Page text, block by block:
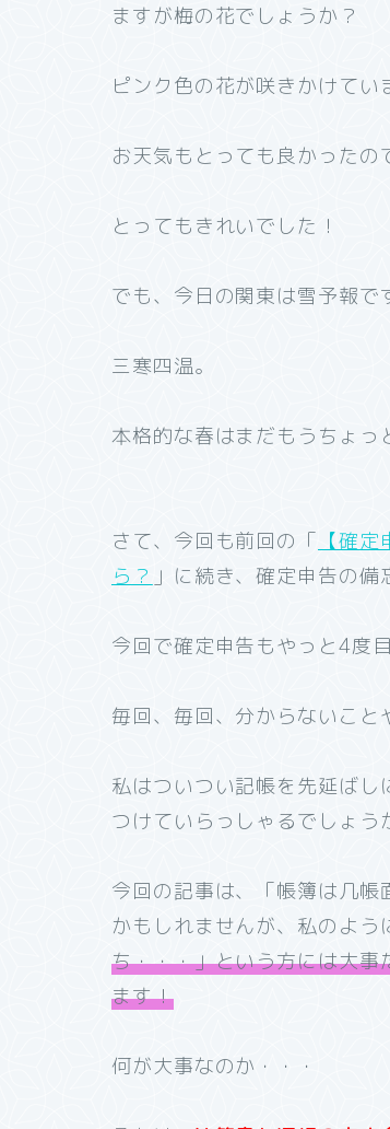
ますが梅の花でしょうか？
ピンク色の花が咲きかけてい
お天気もとっても良かったの
とってもきれいでした！
でも、今日の関東は雪予報で
三寒四温。
本格的な春はまだもうちょっ
さて、今回も前回の「 【確
ら？ 」に続き、確定申告の備
今回で確定申告もやっと4度目
毎回、毎回、分からないこと
私はついつい記帳を先延ば
つけていらっしゃるでしょう
今回の記事は、「帳簿は几
かもしれませんが、私のよう
ち・・・」という方には大
ます！
何が大事なのか・・・